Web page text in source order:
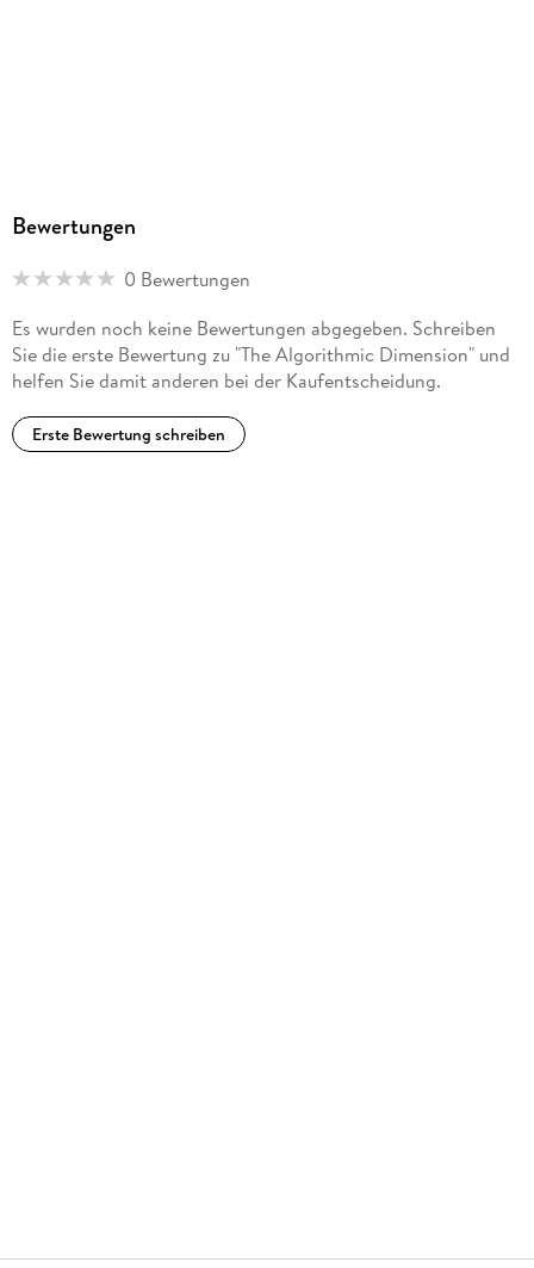
Bewertungen
0 Bewertungen
Es wurden noch keine Bewertungen abgegeben. Schreiben
Sie die erste Bewertung zu "The Algorithmic Dimension" und
helfen Sie damit anderen bei der Kaufentscheidung.
Erste Bewertung schreiben